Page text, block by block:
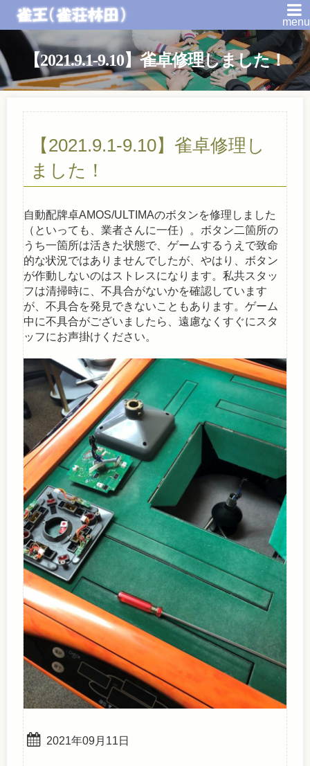
menu
【2021.9.1-9.10】雀卓修理しました！
【2021.9.1-9.10】雀卓修理し
ました！
自動配牌卓AMOS/ULTIMAのボタンを修理しました
（といっても、業者さんに一任）。ボタン二箇所の
うち一箇所は活きた状態で、ゲームするうえで致命
的な状況ではありませんでしたが、やはり、ボタン
が作動しないのはストレスになります。私共スタッ
フは清掃時に、不具合がないかを確認しています
が、不具合を発見できないこともあります。ゲーム
中に不具合がございましたら、遠慮なくすぐにスタ
ッフにお声掛けください。
2021年09月11日